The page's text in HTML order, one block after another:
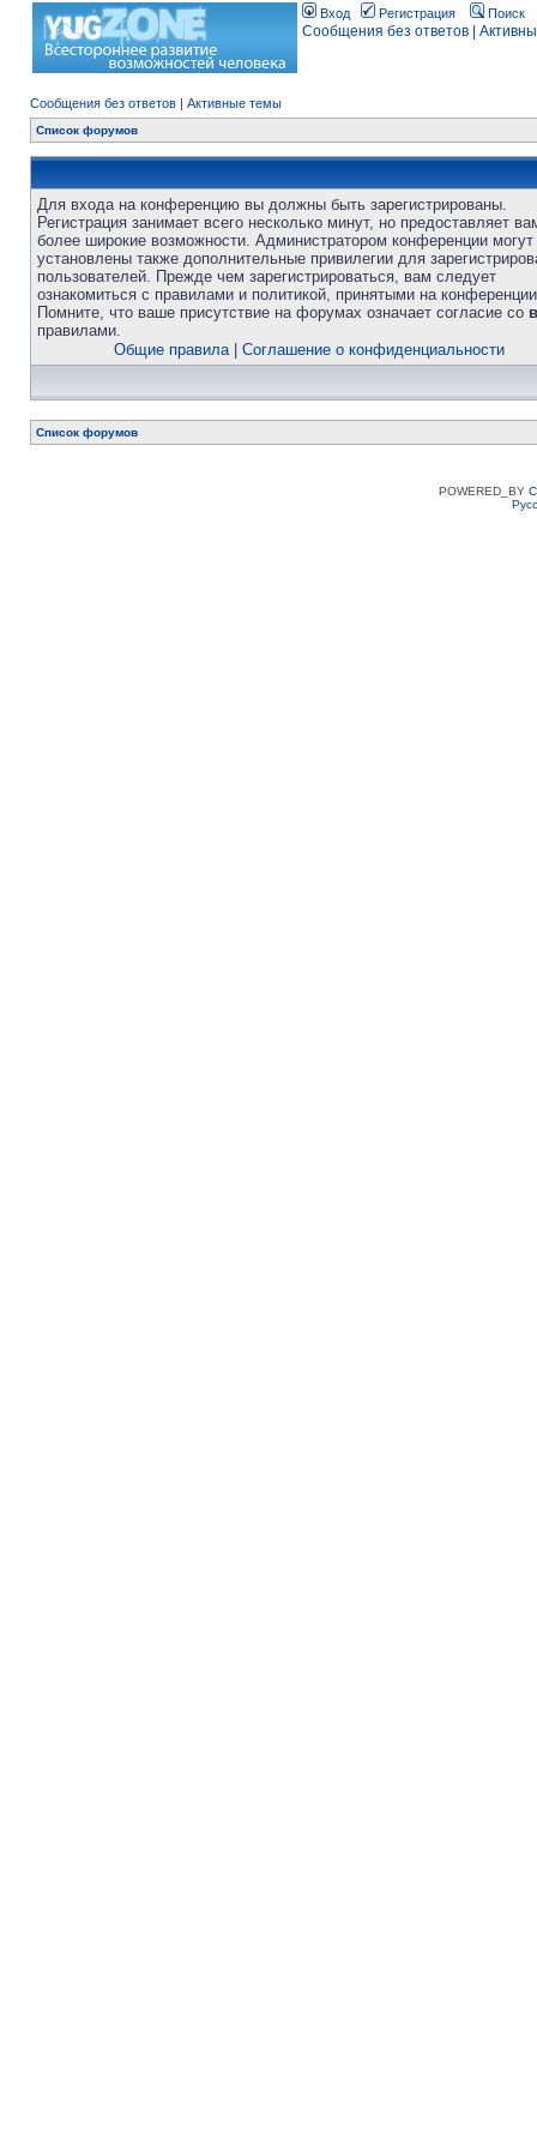
Вход Регистрация Поиск
Сообщения без ответов
Сообщения без ответов | Активные темы
Список форумов
Для входа на конференцию вы должны быть зарегистрированы.
Регистрация занимает всего несколько минут, но предоставляет
более широкие возможности. Администратором конференции
установлены также дополнительные привилегии для
пользователей. Прежде чем зарегистрироваться, вам следует
ознакомиться с правилами и политикой, принятыми на
Помните, что ваше присутствие на форумах означает согласие со
правилами.
Общие правила| Соглашение о конфиденциальности
Список форумов
POWERED_BY